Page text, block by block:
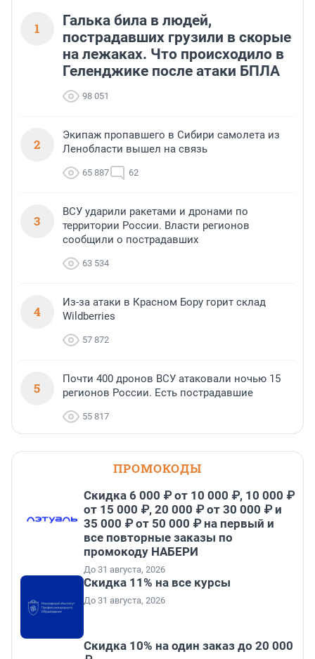
1
Галька била в людей,
пострадавших грузили в скорые
на лежаках. Что происходило в
Геленджике после атаки БПЛА
98 051
2
Экипаж пропавшего в Сибири самолета из
Ленобласти вышел на связь
65 887 62
3
ВСУ ударили ракетами и дронами по
территории России. Власти регионов
сообщили о пострадавших
63 534
4
Из-за атаки в Красном Бору горит склад
Wildberries
57 872
5
Почти 400 дронов ВСУ атаковали ночью 15
регионов России. Есть пострадавшие
55 817
ПРОМОКОДЫ
Скидка 6 000 ₽ от 10 000 ₽, 10 000 ₽
от 15 000 ₽, 20 000 ₽ от 30 000 ₽ и
35 000 ₽ от 50 000 ₽ на первый и
все повторные заказы по
промокоду НАБЕРИ
До 31 августа, 2026
Скидка 11% на все курсы
До 31 августа, 2026
Скидка 10% на один заказ до 20 000